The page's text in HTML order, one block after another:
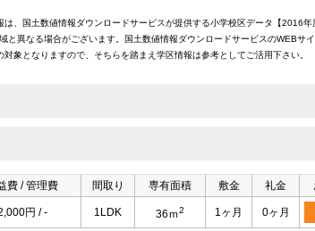
、国土数値情報ダウンロードサービスが提供する小学校区データ【2016
と異なる場合がございます。国土数値情報ダウンロードサービスのWEBサ
象となりますので、そちらを踏まえ学区情報は参考としてご活用下さい。
費 / 管理費 間取り 専有面積 敷金 礼金
円 / - 1LDK 36ｍ2 1ヶ月 0ヶ月